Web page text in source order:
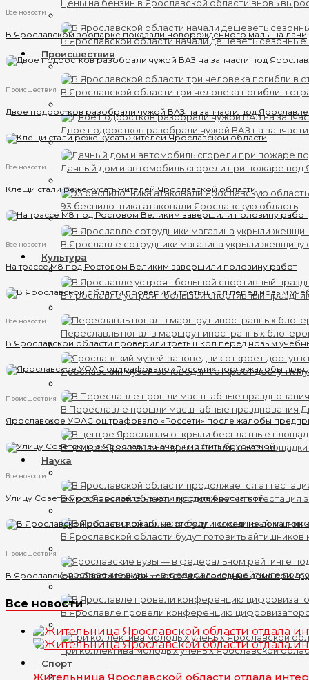
Цены на бензин в Ярославской области вновь
В Ярославской области начали дешеветь
Происшествия
В Ярославской области три человека погибли в
Двое подростков разобрали чужой ВАЗ на
Дачный дом и автомобиль сгорели при пожаре под
93 беспилотника атаковали Ярославскую область
В Ярославле сотрудники магазина укрыли
Культура
В Ярославле устроят большой спортивный
Переславль попал в маршрут иностранных
Ярославский музей-заповедник откроет доступ к
В Переславле прошли масштабные празднования
В центре Ярославля открыли бесплатные
Наука
В Ярославской области продолжается аттестация
В Ярославской области будут готовить айтишников
Ярославские вузы — в федеральном рейтинге
В Ярославле провели конференцию
Три коллектива молодых ученых Ярославской
Спорт
Все новости
В Ярославском зоопарке показали новорожденного малыша лани
Происшествия
Двое подростков разобрали чужой ВАЗ на запчасти под
Все новости
Клещи стали реже кусать жителей Ярославской области
Все новости
На трассе М8 под Ростовом Великим завершили половину работ
Все новости
В Ярославской области проверили треть школ перед новым
Происшествия
Ярославское УФАС оштрафовало «Россети» после жалобы
Все новости
Улицу Советскую в Ярославле начали мостить брусчаткой
Происшествия
В Ярославской области пожарные отстояли соседние дома при
Все новости
Жительница Ярославской области отдала